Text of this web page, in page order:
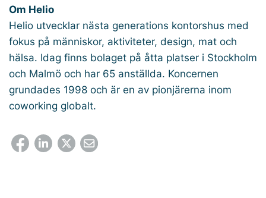
Om Helio
Helio utvecklar nästa generations kontorshus med
fokus på människor, aktiviteter, design, mat och
hälsa. Idag finns bolaget på åtta platser i Stockholm
och Malmö och har 65 anställda. Koncernen
grundades 1998 och är en av pionjärerna inom
coworking globalt.